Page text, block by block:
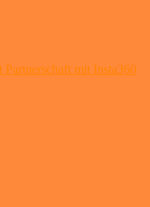
mit Insta360